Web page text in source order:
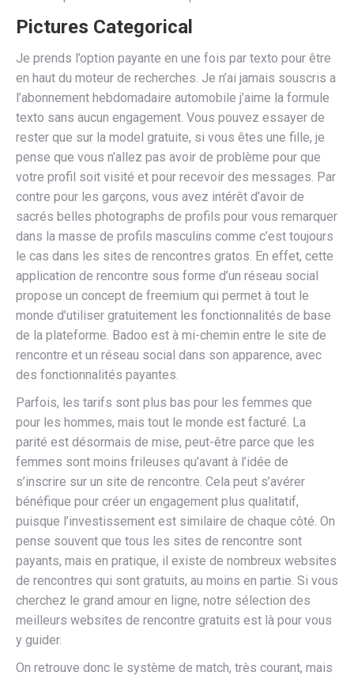
Pictures Categorical
Je prends l’option payante en une fois par texto pour être
en haut du moteur de recherches. Je n’ai jamais souscris a
l’abonnement hebdomadaire automobile j’aime la formule
texto sans aucun engagement. Vous pouvez essayer de
rester que sur la model gratuite, si vous êtes une fille, je
pense que vous n’allez pas avoir de problème pour que
votre profil soit visité et pour recevoir des messages. Par
contre pour les garçons, vous avez intérêt d’avoir de
sacrés belles photographs de profils pour vous remarquer
dans la masse de profils masculins comme c’est toujours
le cas dans les sites de rencontres gratos. En effet, cette
application de rencontre sous forme d’un réseau social
propose un concept de freemium qui permet à tout le
monde d’utiliser gratuitement les fonctionnalités de base
de la plateforme. Badoo est à mi-chemin entre le site de
rencontre et un réseau social dans son apparence, avec
des fonctionnalités payantes.
Parfois, les tarifs sont plus bas pour les femmes que
pour les hommes, mais tout le monde est facturé. La
parité est désormais de mise, peut-être parce que les
femmes sont moins frileuses qu’avant à l’idée de
s’inscrire sur un site de rencontre. Cela peut s’avérer
bénéfique pour créer un engagement plus qualitatif,
puisque l’investissement est similaire de chaque côté. On
pense souvent que tous les sites de rencontre sont
payants, mais en pratique, il existe de nombreux websites
de rencontres qui sont gratuits, au moins en partie. Si vous
cherchez le grand amour en ligne, notre sélection des
meilleurs websites de rencontre gratuits est là pour vous
y guider.
On retrouve donc le système de match, très courant, mais